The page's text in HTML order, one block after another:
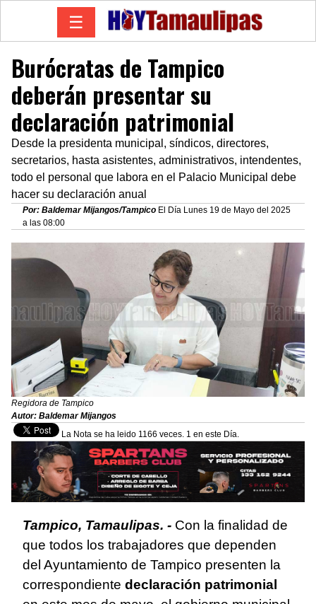
☰
Burócratas de Tampico
deberán presentar su
declaración patrimonial
Desde la presidenta municipal, síndicos, directores,
secretarios, hasta asistentes, administrativos, intendentes,
todo el personal que labora en el Palacio Municipal debe
hacer su declaración anual
Por: Baldemar Mijangos/Tampico El Día Lunes 19 de Mayo del 2025
a las 08:00
Regidora de Tampico
Autor: Baldemar Mijangos
La Nota se ha leido 1166 veces. 1 en este Día.
Tampico, Tamaulipas. - Con la finalidad de
que todos los trabajadores que dependen
del Ayuntamiento de Tampico presenten la
correspondiente declaración patrimonial